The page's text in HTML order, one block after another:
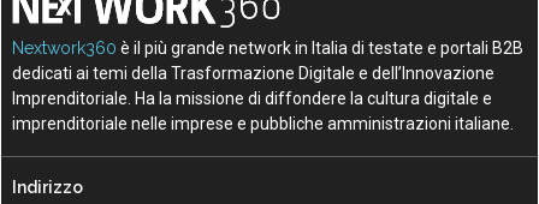
Nextwork360 è il più grande network in Italia di testate e portali B2B
dedicati ai temi della Trasformazione Digitale e dell’Innovazione
Imprenditoriale. Ha la missione di diffondere la cultura digitale e
imprenditoriale nelle imprese e pubbliche amministrazioni italiane.
Indirizzo